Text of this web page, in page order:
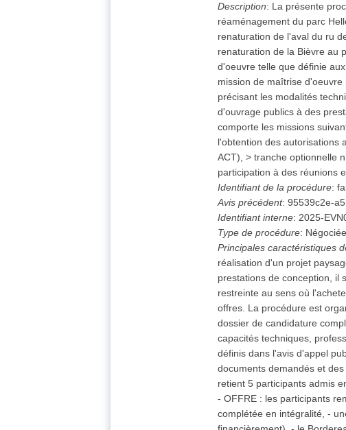
Description: La présente
réaménagement du parc
renaturation de l'aval du ru
renaturation de la Bièvre au
d'oeuvre telle que définie
mission de maîtrise
précisant les modalités
d'ouvrage publics à des
comporte les missions
l'obtention des autorisations
ACT), > tranche optionnelle
participation à des réunions
Identifiant de la procédure:
Avis précédent:95539c2e-
Identifiant interne:2025-
Type de procédure:
Principales caractéristiques
réalisation d'un projet
prestations de conception, il
restreinte au sens où
offres. La procédure est
dossier de candidature
capacités techniques,
définis dans l'avis d'appel
documents demandés et
retient 5 participants admis
- OFFRE : les participants
complétée en intégralité, -